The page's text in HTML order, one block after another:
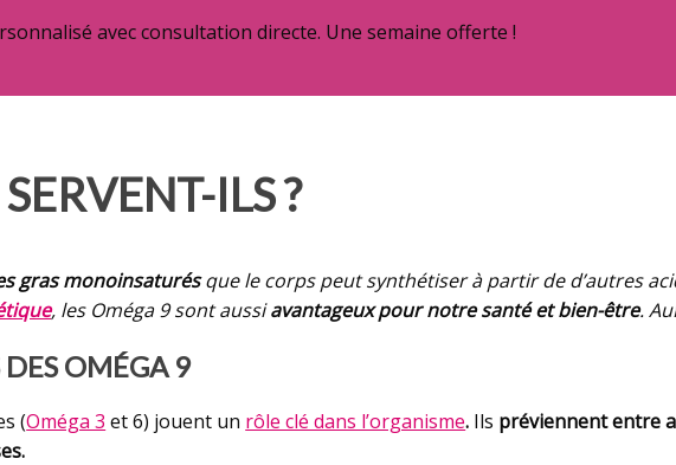
avec consultation directe. Une semaine offerte !
ILS ?
gras monoinsaturésque le corps peut synthétiser à partir de d’autres
, les Oméga 9 sont aussiavantageux pour notre santé et bien-être.
DES OMÉGA 9
(Oméga 3 et 6) jouent un rôle clé dans l’organisme. Ils préviennent entre
.